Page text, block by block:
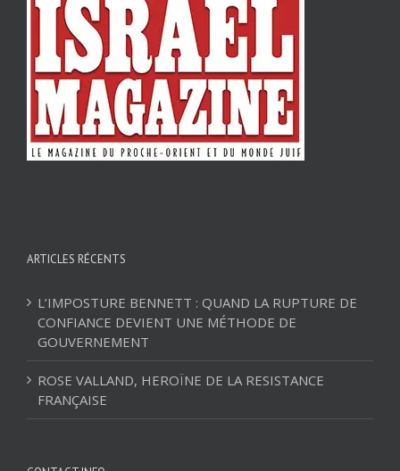
ARTICLES RÉCENTS
L’IMPOSTURE BENNETT : QUAND LA RUPTURE DE
CONFIANCE DEVIENT UNE MÉTHODE DE
GOUVERNEMENT
ROSE VALLAND, HEROÏNE DE LA RESISTANCE
FRANÇAISE